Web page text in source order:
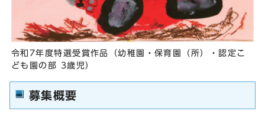
令和7年度特選受賞作品（幼稚園・保育園（所）・認定こ
ども園の部 3歳児）
募集概要